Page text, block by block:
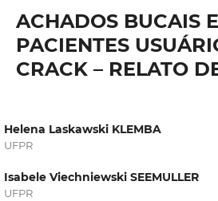
ACHADOS BUCAIS
PACIENTES
CRACK – RELATO
Helena Laskawski KLEMBA
UFPR
Isabele Viechniewski SEEMULLER
UFPR